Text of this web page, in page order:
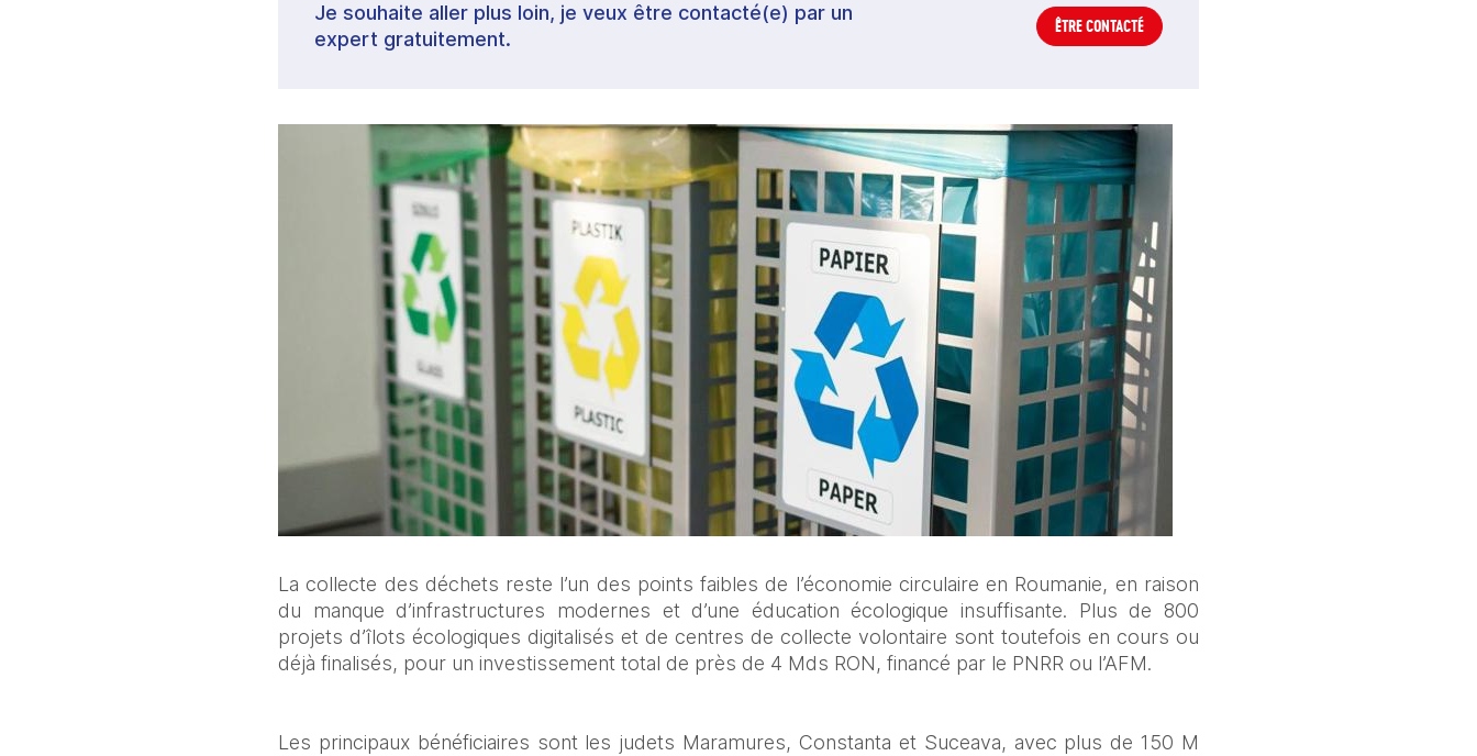
Je souhaite aller plus loin, je veux être contacté(e) par un
expert gratuitement.
ÊTRE CONTACTÉ
La collecte des déchets reste l’un des points faibles de l’économie circulaire en Roumanie, en raison
du manque d’infrastructures modernes et d’une éducation écologique insuffisante. Plus de 800
projets d’îlots écologiques digitalisés et de centres de collecte volontaire sont toutefois en cours ou
déjà finalisés, pour un investissement total de près de 4 Mds RON, financé par le PNRR ou l’AFM.
Les principaux bénéficiaires sont les judets Maramures, Constanta et Suceava, avec plus de 150 M